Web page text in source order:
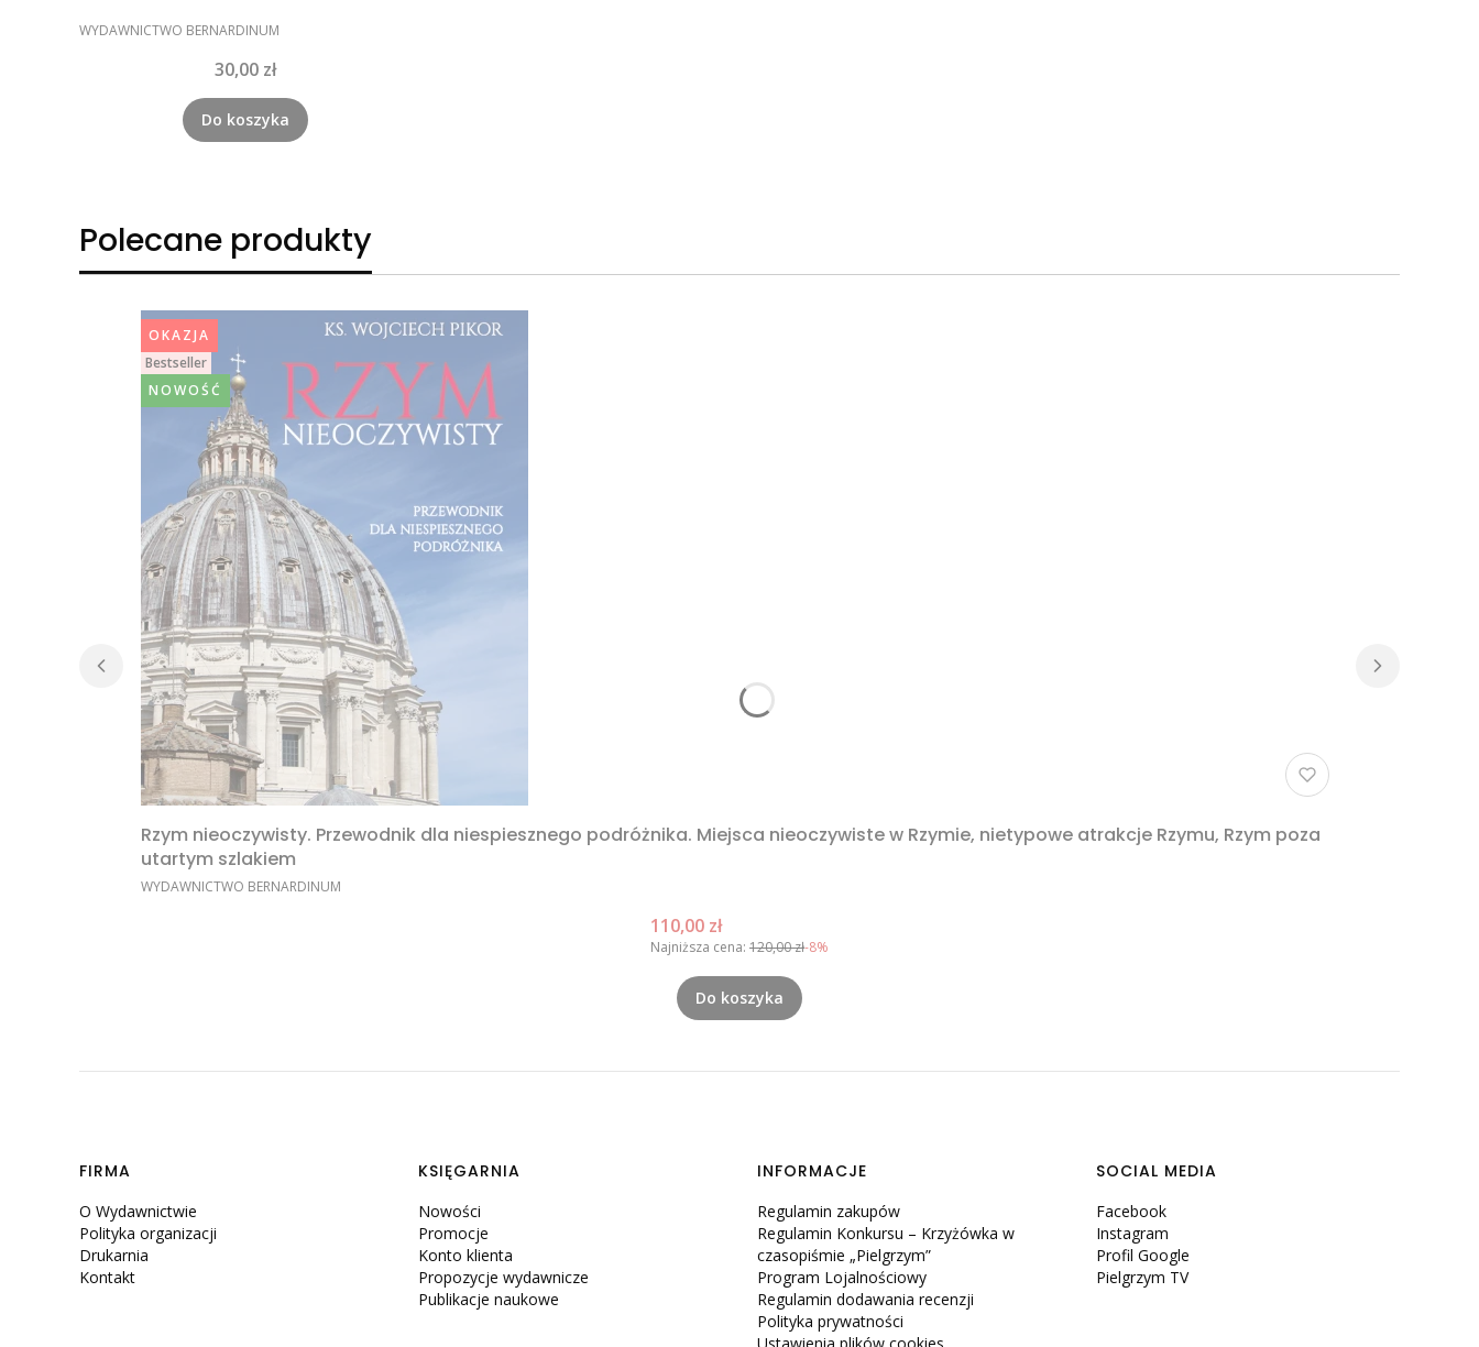
PRODUCENT
WYDAWNICTWO BERNARDINUM
Cena
30,00 zł
Do koszyka
Polecane produkty
OKAZJA
Bestseller
NOWOŚĆ
Rzym nieoczywisty. Przewodnik dla niespiesznego podróżnika. Miejsca nieoczywiste w Rzymie, nietypowe atrakcje Rzymu, Rzym poza
utartym szlakiem
PRODUCENT
WYDAWNICTWO BERNARDINUM
Cena promocyjna
110,00 zł
Najniższa cena: 120,00 zł-8%
Do koszyka
Linki w stopce
FIRMA
O Wydawnictwie
Polityka organizacji
Drukarnia
Kontakt
KSIĘGARNIA
Nowości
Promocje
Konto klienta
Propozycje wydawnicze
Publikacje naukowe
INFORMACJE
Regulamin zakupów
Regulamin Konkursu – Krzyżówka w
czasopiśmie „Pielgrzym”
Program Lojalnościowy
Regulamin dodawania recenzji
Polityka prywatności
SOCIAL MEDIA
Facebook
Instagram
Profil Google
Pielgrzym TV